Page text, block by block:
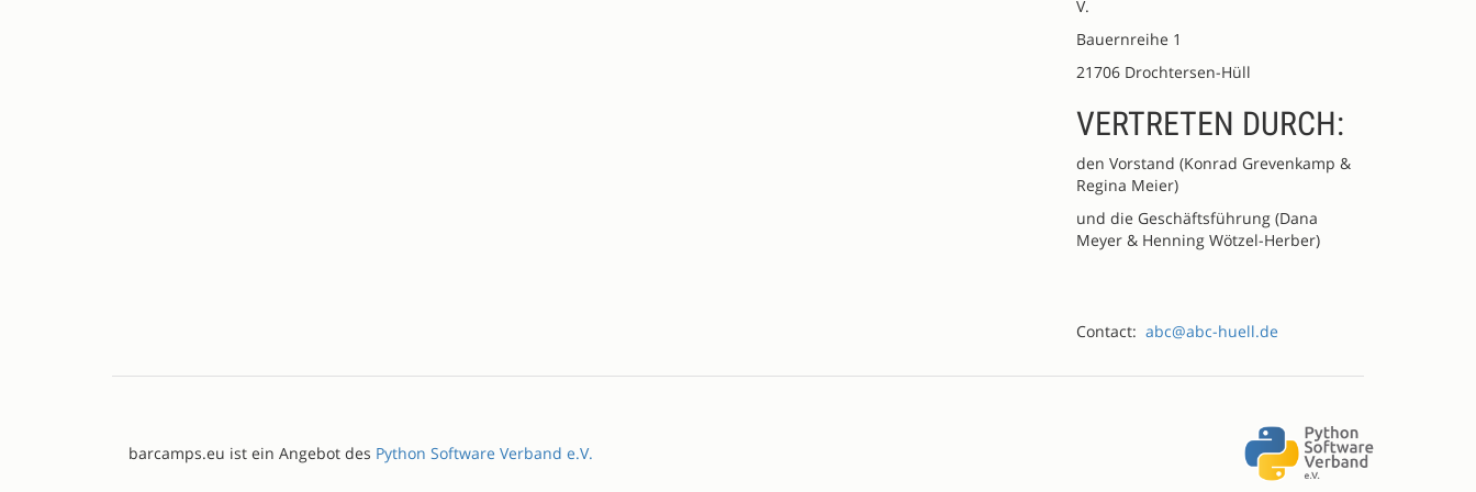
V.
Bauernreihe 1
21706 Drochtersen-Hüll
VERTRETEN DURCH:
den Vorstand (Konrad Grevenkamp &
Regina Meier)
und die Geschäftsführung (Dana
Meyer & Henning Wötzel-Herber)
Contact: abc@abc-huell.de
barcamps.eu ist ein Angebot des Python Software Verband e.V.